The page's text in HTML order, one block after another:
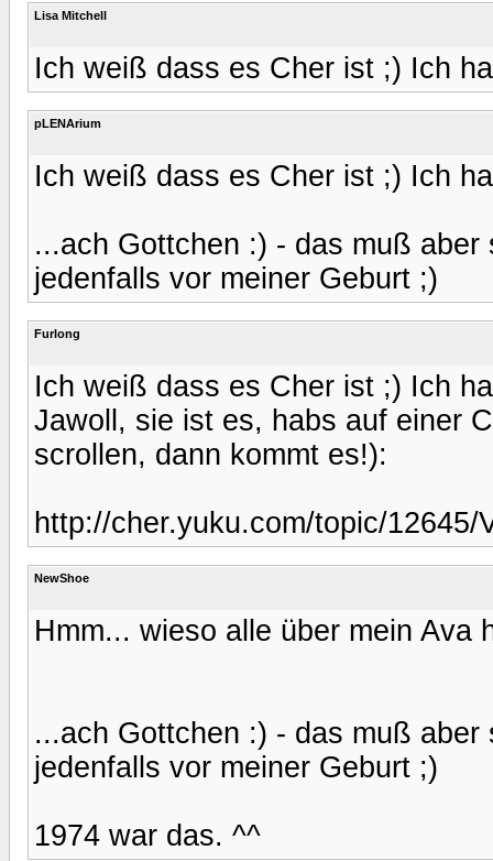
Lisa Mitchell
Ich weiß dass es Cher ist ;) Ich
pLENArium
Ich weiß dass es Cher ist ;) Ich
...ach Gottchen :) - das muß
jedenfalls vor meiner Geburt ;)
Furlong
Ich weiß dass es Cher ist ;) Ich
Jawoll, sie ist es, habs auf einer
scrollen, dann kommt es!):
http://cher.yuku.com/topic/12645/
NewShoe
Hmm... wieso alle über mein Ava
...ach Gottchen :) - das muß
jedenfalls vor meiner Geburt ;)
1974 war das. ^^